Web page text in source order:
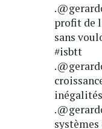
profit de
sans
#isbtt